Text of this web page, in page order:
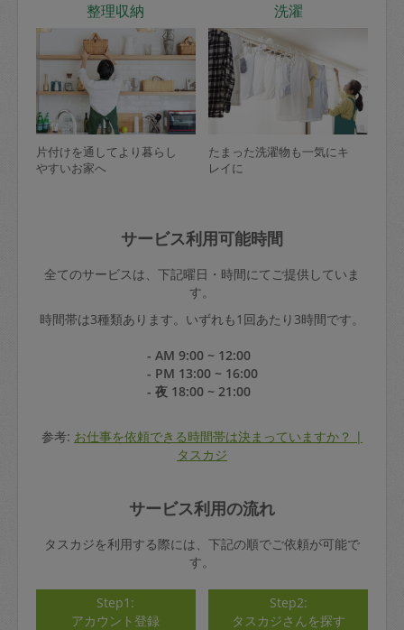
整理収納
片付けを通してより暮らし
やすいお家へ
洗濯
たまった洗濯物も一気にキ
レイに
サービス利用可能時間
全てのサービスは、下記曜日・時間にてご提供していま
す。
時間帯は3種類あります。いずれも1回あたり3時間です。
- AM 9:00 ~ 12:00
- PM 13:00 ~ 16:00
- 夜 18:00 ~ 21:00
参考: お仕事を依頼できる時間帯は決まっていますか？ |
タスカジ
サービス利用の流れ
タスカジを利用する際には、下記の順でご依頼が可能で
す。
Step1:
アカウント登録
Step2:
タスカジさんを探す